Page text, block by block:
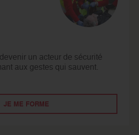
un acteur de sécurité
aux gestes qui sauvent.
JE ME FORME